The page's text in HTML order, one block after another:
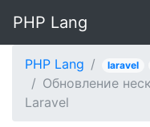
PHP Lang
PHP Lang laravel
Обновление
Laravel